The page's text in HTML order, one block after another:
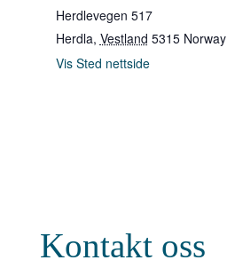
Herdlevegen 517
Herdla, Vestland 5315 Norway
Vis Sted nettside
Kontakt oss